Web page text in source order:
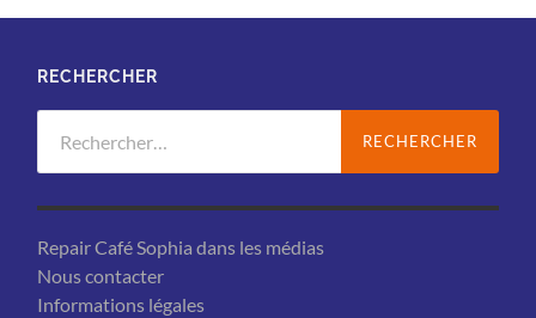
RECHERCHER
Repair Café Sophia dans les médias
Nous contacter
Informations légales